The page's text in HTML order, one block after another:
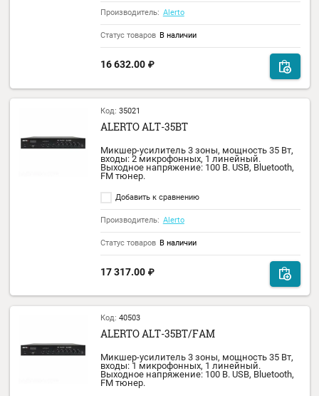
ALERTO ALT-30L
Настольный трансляционный микшер-
усилитель класса D. Выходная мощность
Вт. Питание: ~220В, 24В. Входы: 1
микрофонный, 1 линейный. Выходное
напряжение: 100 В. USB, Bluetooth, FM
Добавить к сравнению
Производитель: Alerto
Статус товаров Уточнить наличие
12 075.00
Код:35037
ALERTO AWS-40H
Звуковая колонна 40Вт, 92дБ, настенная,
влагозащищенная, материал корпуса
алюминий, материал защитной решетки
сталь.
Добавить к сравнению
Alerto
Статус товаров В наличии